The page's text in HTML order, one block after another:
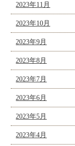
2023年11月
2023年10月
2023年9月
2023年8月
2023年7月
2023年6月
2023年5月
2023年4月